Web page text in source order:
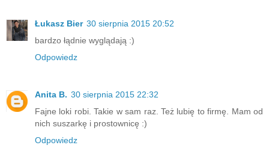
Łukasz Bier 30 sierpnia 2015 20:52
bardzo łądnie wyglądają :)
Odpowiedz
Anita B. 30 sierpnia 2015 22:32
Fajne loki robi. Takie w sam raz. Też lubię to firmę. Mam od
nich suszarkę i prostownicę :)
Odpowiedz